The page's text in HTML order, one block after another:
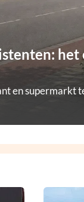
het
en supermarkt